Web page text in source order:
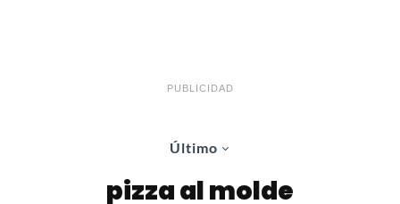
PUBLICIDAD
Último
pizza al molde